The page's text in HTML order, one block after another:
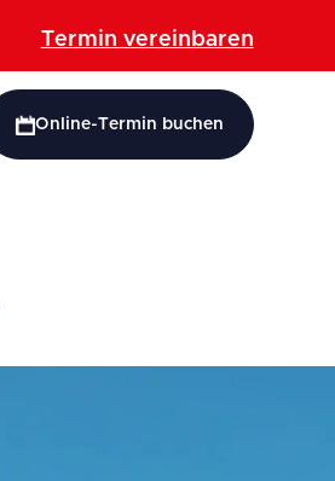
Termin vereinbaren
Online-Termin buchen